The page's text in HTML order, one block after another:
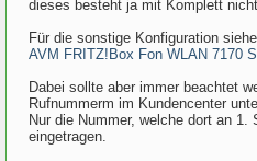
dieses besteht ja mit Komplett
Für die sonstige Konfiguration
AVM FRITZ!Box Fon WLAN 7170
Dabei sollte aber immer beachtet
Rufnummerm im Kundencenter
Nur die Nummer, welche dort an
eingetragen.